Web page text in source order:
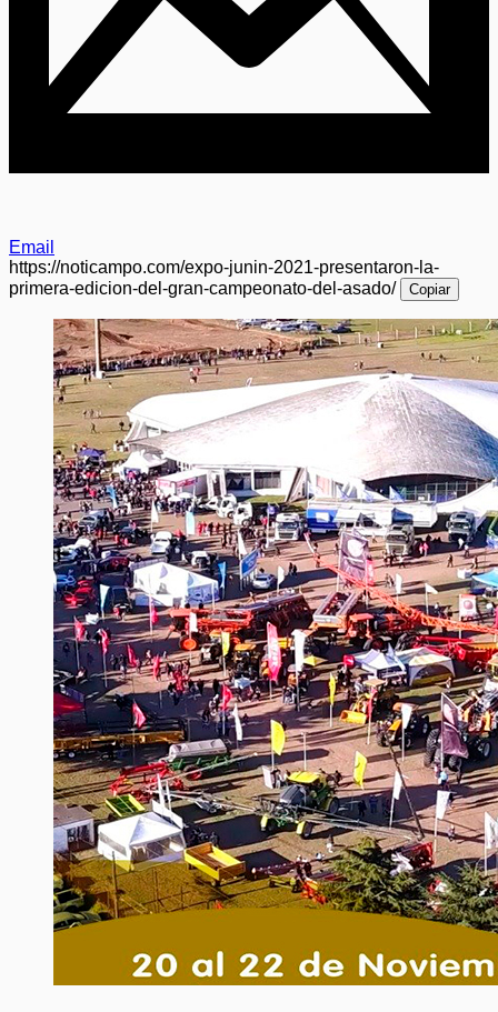
Email
https://noticampo.com/expo-junin-2021-presentaron-la-
primera-edicion-del-gran-campeonato-del-asado/
Copiar